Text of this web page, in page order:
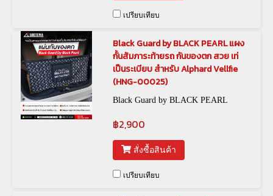
เปรียบเทียบ
Black Guard by BLACK PEARL แผง
กั้นสัมภาระท้ายรถ กันของตก สวย เท่
เป็นระเบียบ สำหรับ Alphard Vellfie
(HNG-00025)
Black Guard by BLACK PEARL
฿2,900
สั่งซื้อสินค้า
เปรียบเทียบ